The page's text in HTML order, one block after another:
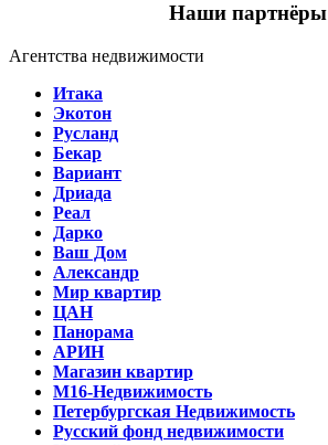
Наши партнёры
Агентства недвижимости
Итака
Экотон
Русланд
Бекар
Вариант
Дриада
Реал
Дарко
Ваш Дом
Александр
Мир квартир
ЦАН
Панорама
АРИН
Магазин квартир
М16-Недвижимость
Петербургская Недвижимость
Русский фонд недвижимости